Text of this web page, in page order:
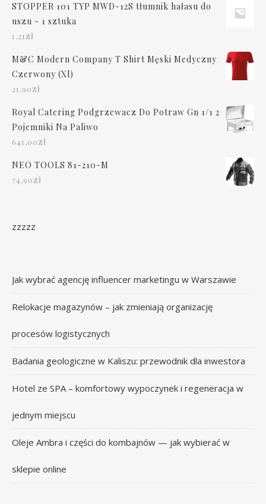
STOPPER 101 TYP MWD-12S tłumnik hałasu do
uszu - 1 sztuka
1,21zł
M&C Modern Company T Shirt Męski Medyczny
Czerwony (Xl)
21,90zł
Royal Catering Podgrzewacz Do Potraw Gn 1/1 2
Pojemniki Na Paliwo
641,00zł
NEO TOOLS 81-210-M
74,90zł
zzzzz
Jak wybrać agencję influencer marketingu w Warszawie
Relokacje magazynów – jak zmieniają organizację
procesów logistycznych
Badania geologiczne w Kaliszu: przewodnik dla inwestora
Hotel ze SPA – komfortowy wypoczynek i regeneracja w
jednym miejscu
Oleje Ambra i części do kombajnów — jak wybierać w
sklepie online